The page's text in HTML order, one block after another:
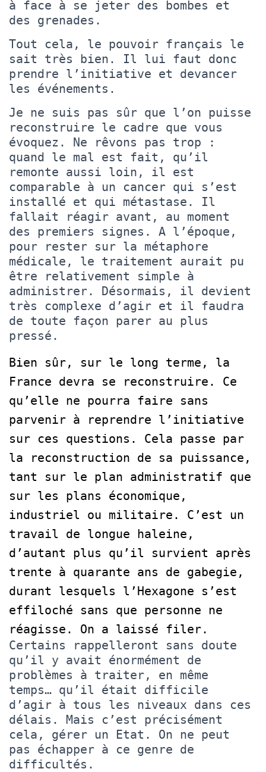
à face à se jeter des bombes et
des grenades.
Tout cela, le pouvoir français le
sait très bien. Il lui faut donc
prendre l’initiative et devancer
les événements.
Je ne suis pas sûr que l’on puisse
reconstruire le cadre que vous
évoquez. Ne rêvons pas trop :
quand le mal est fait, qu’il
remonte aussi loin, il est
comparable à un cancer qui s’est
installé et qui métastase. Il
fallait réagir avant, au moment
des premiers signes. A l’époque,
pour rester sur la métaphore
médicale, le traitement aurait pu
être relativement simple à
administrer. Désormais, il devient
très complexe d’agir et il faudra
de toute façon parer au plus
pressé.
Bien sûr, sur le long terme, la
France devra se reconstruire. Ce
qu’elle ne pourra faire sans
parvenir à reprendre l’initiative
sur ces questions. Cela passe par
la reconstruction de sa puissance,
tant sur le plan administratif que
sur les plans économique,
industriel ou militaire. C’est un
travail de longue haleine,
d’autant plus qu’il survient après
trente à quarante ans de gabegie,
durant lesquels l’Hexagone s’est
effiloché sans que personne ne
réagisse. On a laissé filer.
Certains rappelleront sans doute
qu’il y avait énormément de
problèmes à traiter, en même
temps… qu’il était difficile
d’agir à tous les niveaux dans ces
délais. Mais c’est précisément
cela, gérer un Etat. On ne peut
pas échapper à ce genre de
difficultés.